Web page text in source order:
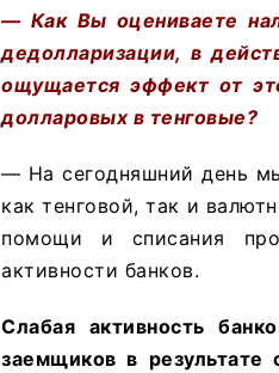
— Как Вы оцениваете
дедолларизации, в
ощущается эффект от
долларовых в тенговые?
— На сегодняшний день
как тенговой, так и
помощи и списания
активности банков.
Слабая активность
заемщиков в результате